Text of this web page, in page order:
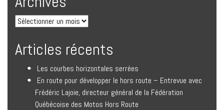
Articles récents
Les courbes horizontales serrées
En route pour développer le hors route – Entrevue avec
Frédéric Lajoie, directeur général de la Fédération
Québécoise des Motos Hors Route